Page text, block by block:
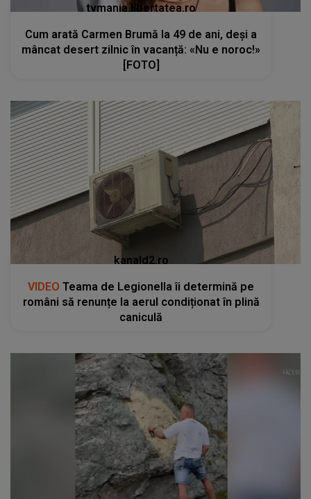
tvmania.libertatea.ro
Cum arată Carmen Brumă la 49 de ani, deși a
mâncat desert zilnic în vacanță: «Nu e noroc!»
[FOTO]
kanald2.ro
VIDEO Teama de Legionella îi determină pe
români să renunțe la aerul condiționat în plină
caniculă